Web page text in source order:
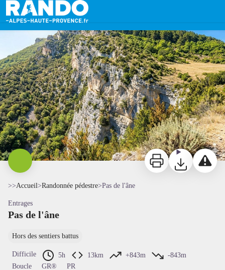
Pas de l'âne
Pas de l'âne - JL - CD Alpes de Haute-Provence
ImprimerTéléchargerSignaler
>>Accueil>Randonnée pédestre>Pas de l'âne
Entrages
Pas de l'âne
Hors des sentiers battus
Difficile 5h 13km +843m
-843m
Boucle
GR® PR